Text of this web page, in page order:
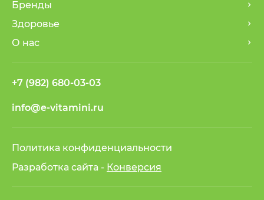
Бренды
Здоровье
О нас
+7 (982) 680-03-03
info@e-vitamini.ru
Политика конфиденциальности
Разработка сайта - Конверсия